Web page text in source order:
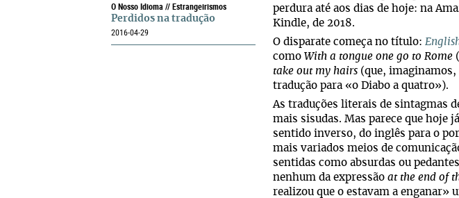
O Nosso Idioma // Estrangeirismos
Perdidos na tradução
2016-04-29
perdura até aos dias de hoje: na
Kindle, de 2018.
O disparate começa no título:
como With a tongue one go to Rome
take out my hairs (que, imaginamos,
tradução para «o Diabo a quatro»).
As traduções literais de sintagmas
mais sisudas. Mas parece que hoje
sentido inverso, do inglês para o
mais variados meios de
sentidas como absurdas ou
nenhum da expressão at the end of
realizou que o estavam a enganar»